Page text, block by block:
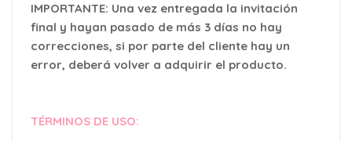
IMPORTANTE: Una vez entregada la invitación
final y hayan pasado de más 3 días no hay
correcciones, si por parte del cliente hay un
error, deberá volver a adquirir el producto.
TÉRMINOS DE USO: